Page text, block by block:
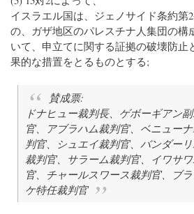
イスラエル国は、ジェノサイド条約第
の、ガザ地区のパレスチナ人集団の構
いて、申立てに関する証拠の破壊防止
果的な措置をとるものとする;
賛成票:
ドナヒュー裁判長、ゲボーギアン
官、アブラハム裁判官、ベニュー
判官、シュエイ裁判官、バンダー
裁判官、サラーム裁判官、イワサ
官、チャールスワース裁判官、ブ
ケ特任裁判官